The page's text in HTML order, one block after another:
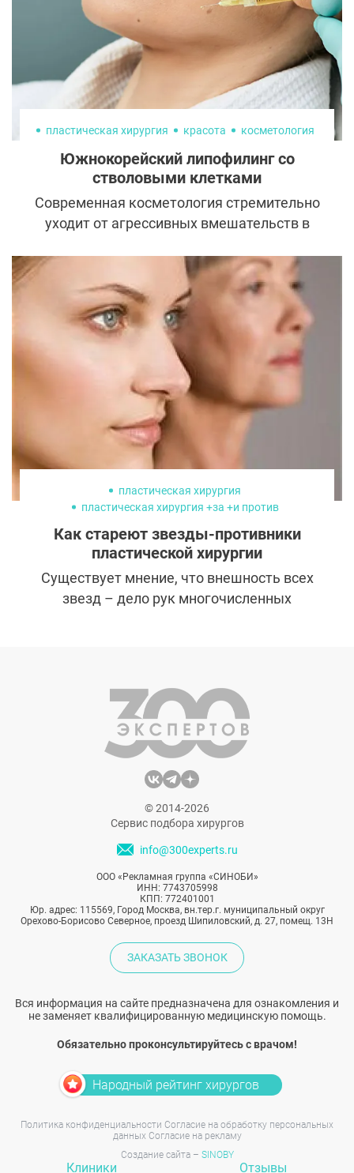
«дурнушку» в настоящую принцессу.
Однако потратить придется не мало,
считайте сами.
пластическая хирургия красота косметология
Южнокорейский липофилинг со
стволовыми клетками
Современная косметология стремительно
уходит от агрессивных вмешательств в
естественные процессы регенерации.
Одной из таких технологий стал
липофилинг, усиленный стволовыми
клетками. Он становится реальной
альтернативой филлерам и даже
пластической хирургии.
пластическая хирургия
пластическая хирургия +за +и против
Как стареют звезды-противники
пластической хирургии
Существует мнение, что внешность всех
звезд – дело рук многочисленных
старение и вот, как выглядят сегодня.
© 2014-2026
Сервис подбора хирургов
info@300experts.ru
ООО «Рекламная группа «СИНОБИ»
ИНН: 7743705998
КПП: 772401001
Юр. адрес: 115569, Город Москва, вн.тер.г. муниципальный округ
Орехово-Борисово Северное, проезд Шипиловский, д. 27, помещ. 13Н
ЗАКАЗАТЬ ЗВОНОК
Вся информация на сайте предназначена для ознакомления и
не заменяет квалифицированную медицинскую помощь.
Обязательно проконсультируйтесь с врачом!
Народный рейтинг хирургов
Политика конфиденциальности Согласие на обработку персональных
данных Согласие на рекламу
Создание сайта – SINOBY
Клиники Отзывы